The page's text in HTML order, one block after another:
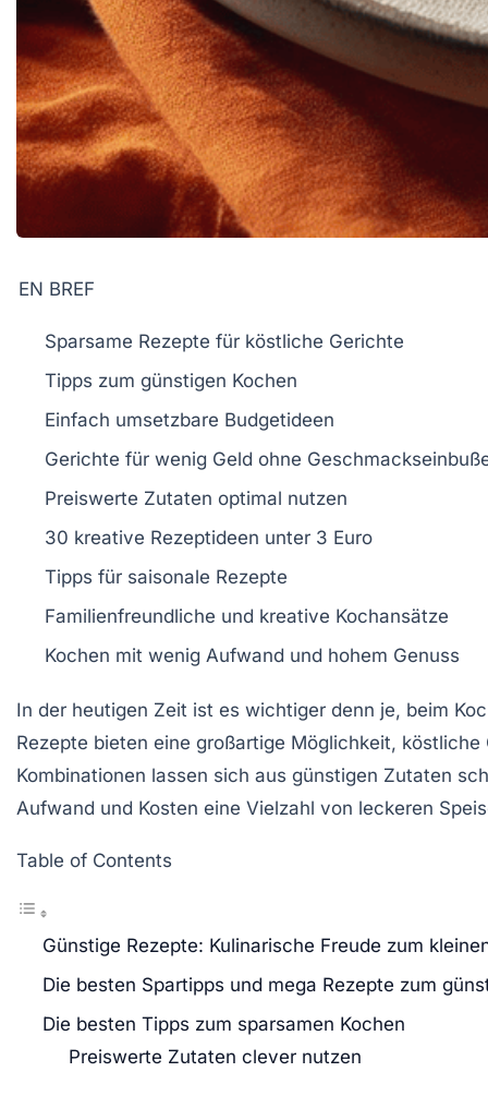
EN BREF
Sparsame Rezepte für köstliche Gerichte
Tipps zum günstigen Kochen
Einfach umsetzbare Budgetideen
Gerichte für wenig Geld ohne
Preiswerte Zutaten optimal nutzen
30 kreative Rezeptideen unter 3 Euro
Tipps für saisonale Rezepte
Familienfreundliche und kreative Kochansätze
Kochen mit wenig Aufwand und hohem Genuss
In der heutigen Zeit ist es wichtiger denn je, beim
Rezepte bieten eine großartige Möglichkeit,
Kombinationen lassen sich aus günstigen Zutaten
Aufwand und Kosten eine Vielzahl von leckeren
Table of Contents
Günstige Rezepte: Kulinarische Freude zum
Die besten Spartipps und mega Rezepte zum
Die besten Tipps zum sparsamen Kochen
Preiswerte Zutaten clever nutzen